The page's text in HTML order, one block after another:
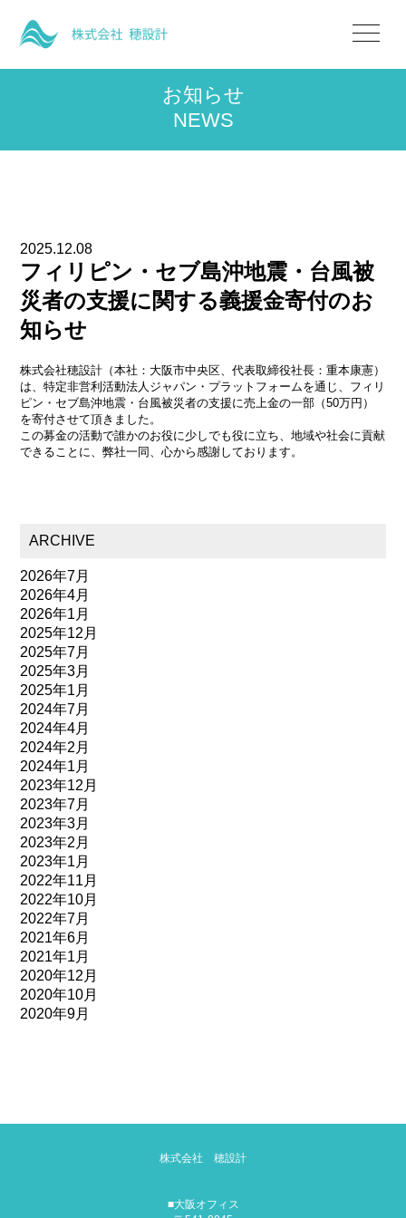
お知らせ
NEWS
2025.12.08
フィリピン・セブ島沖地震・台風被
災者の支援に関する義援金寄付のお
知らせ
株式会社穂設計（本社：大阪市中央区、代表取締役社長：重本康憲）
は、特定非営利活動法人ジャパン・プラットフォームを通じ、フィリ
ピン・セブ島沖地震・台風被災者の支援に売上金の一部（50万円）
を寄付させて頂きました。
この募金の活動で誰かのお役に少しでも役に立ち、地域や社会に貢献
できることに、弊社一同、心から感謝しております。
ARCHIVE
2026年7月
2026年4月
2026年1月
2025年12月
2025年7月
2025年3月
2025年1月
2024年7月
2024年4月
2024年2月
2024年1月
2023年12月
2023年7月
2023年3月
2023年2月
2023年1月
2022年11月
2022年10月
2022年7月
2021年6月
2021年1月
2020年12月
2020年10月
2020年9月
株式会社 穂設計
■大阪オフィス